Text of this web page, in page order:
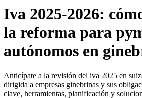
Iva 2025-2026:
la reforma para
autónomos en
Anticípate a la revisión del iva 2025 en
dirigida a empresas ginebrinas y sus
clave, herramientas, planificación y